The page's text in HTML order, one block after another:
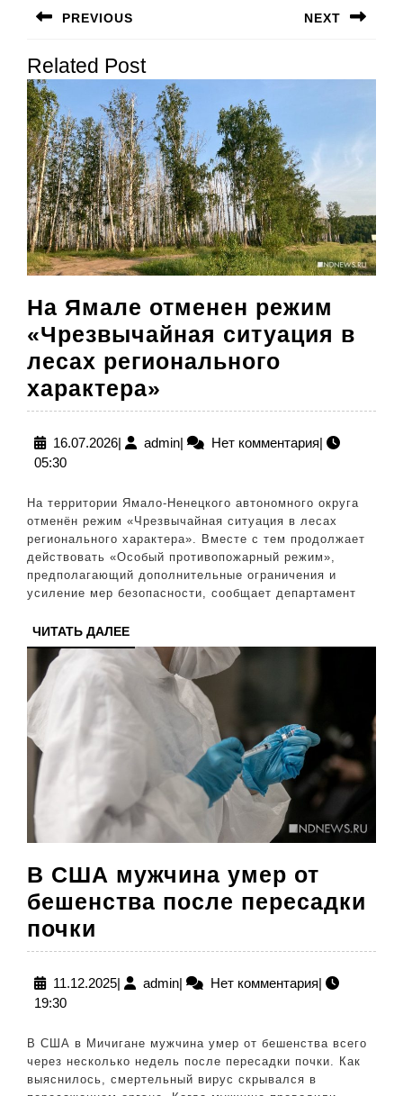
по
записям
PREVIOUS
запись:
NEXT
запись:
Related Post
На Ямале отменен режим
«Чрезвычайная ситуация в
лесах регионального
характера»
Ямале
отменен
«Чрезвычайная
ситуация
в
лесах
регионального
16.07.202616.07.2026
| adminadmin
| Нет комментария|
05:30
На территории Ямало-Ненецкого автономного округа
отменён режим «Чрезвычайная ситуация в лесах
регионального характера». Вместе с тем продолжает
действовать «Особый противопожарный режим»,
предполагающий дополнительные ограничения и
усиление мер безопасности, сообщает департамент
ЧИТАТЬ ДАЛЕЕЧИТАТЬ
ДАЛЕЕ
В США мужчина умер от
бешенства после пересадки
почки
США
мужчина
от
бешенства
после
11.12.202511.12.2025
| adminadmin
| Нет комментария|
19:30
В США в Мичигане мужчина умер от бешенства всего
через несколько недель после пересадки почки. Как
выяснилось, смертельный вирус скрывался в